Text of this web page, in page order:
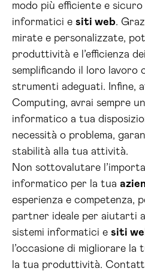
modo più efficiente e
informatici e siti web.
mirate e personalizzate,
produttività e l’efficienza
semplificando il loro lavoro
strumenti adeguati. Infine,
Computing, avrai sempre
informatico a tua
necessità o problema,
stabilità alla tua attività.
Non sottovalutare
informatico per la tua
esperienza e competenza,
partner ideale per aiutarti
sistemi informatici e siti
l’occasione di migliorare
la tua produttività.